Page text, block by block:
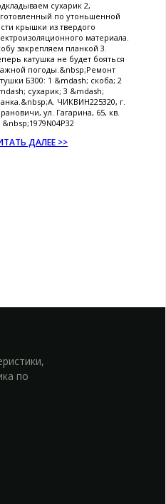
сухарик 2,
по утоньшенной
крышки из твердого
материала.
закрепляем планкой 3.
катушка не будет бояться
погоды.&nbsp;Ремонт
Б300: 1 &mdash; скоба; 2
сухарик; 3 &mdash;
ЧИКВИН225320, г.
ул. Гагарина, 65, кв.
&nbsp;1979N04P32
ДАЛЕЕ >>
по